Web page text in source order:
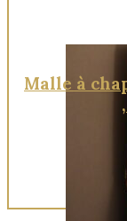
Malle à